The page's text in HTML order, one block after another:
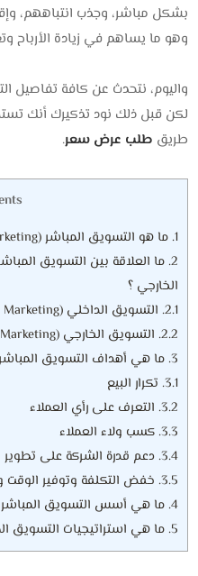
بشكل مباشر، وجذب انتباههم،
وهو ما يساهم في زيادة الأرباح
لكن قبل ذلك نود تذكيرك أنك
طريق طلب عرض سعر.
1. ما هو التسويق المباشر (Direct Marketing) ؟
2. ما العلاقة بين التسويق
الخارجي ؟
2.1. التسويق الداخلي (Inbound Marketing)
2.2. التسويق الخارجي (Outbound Marketing)
3. ما هي أهداف التسويق
3.1. تكرار البيع
3.2. التعرف على رأي العملاء
3.3. كسب ولاء العملاء
3.4. دعم قدرة الشركة على
3.5. خفض التكلفة وتوفير الوقت
4. ما هي أسس التسويق
5. ما هي استراتيجيات التسويق